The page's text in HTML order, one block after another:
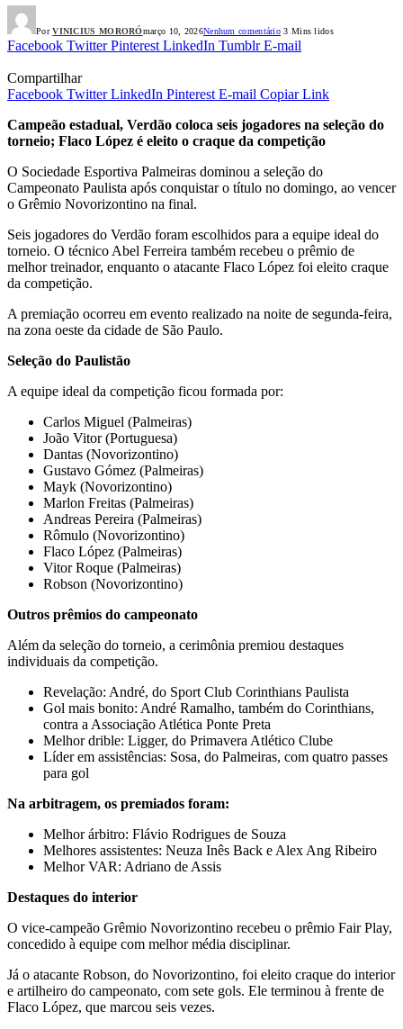
Por VINICIUS MORORÓmarço 10, 2026Nenhum comentário 3 Mins lidos
Facebook Twitter Pinterest LinkedIn Tumblr E-mail
Compartilhar
Facebook Twitter LinkedIn Pinterest E-mail Copiar Link
Campeão estadual, Verdão coloca seis jogadores na seleção do
torneio; Flaco López é eleito o craque da competição
O Sociedade Esportiva Palmeiras dominou a seleção do
Campeonato Paulista após conquistar o título no domingo, ao vencer
o Grêmio Novorizontino na final.
Seis jogadores do Verdão foram escolhidos para a equipe ideal do
torneio. O técnico Abel Ferreira também recebeu o prêmio de
melhor treinador, enquanto o atacante Flaco López foi eleito craque
da competição.
A premiação ocorreu em evento realizado na noite de segunda-feira,
na zona oeste da cidade de São Paulo.
Seleção do Paulistão
A equipe ideal da competição ficou formada por:
Carlos Miguel (Palmeiras)
João Vitor (Portuguesa)
Dantas (Novorizontino)
Gustavo Gómez (Palmeiras)
Mayk (Novorizontino)
Marlon Freitas (Palmeiras)
Andreas Pereira (Palmeiras)
Rômulo (Novorizontino)
Flaco López (Palmeiras)
Vitor Roque (Palmeiras)
Robson (Novorizontino)
Outros prêmios do campeonato
Além da seleção do torneio, a cerimônia premiou destaques
individuais da competição.
Revelação: André, do Sport Club Corinthians Paulista
Gol mais bonito: André Ramalho, também do Corinthians,
contra a Associação Atlética Ponte Preta
Melhor drible: Ligger, do Primavera Atlético Clube
Líder em assistências: Sosa, do Palmeiras, com quatro passes
para gol
Na arbitragem, os premiados foram:
Melhor árbitro: Flávio Rodrigues de Souza
Melhores assistentes: Neuza Inês Back e Alex Ang Ribeiro
Melhor VAR: Adriano de Assis
Destaques do interior
O vice-campeão Grêmio Novorizontino recebeu o prêmio Fair Play,
concedido à equipe com melhor média disciplinar.
Já o atacante Robson, do Novorizontino, foi eleito craque do interior
e artilheiro do campeonato, com sete gols. Ele terminou à frente de
Flaco López, que marcou seis vezes.